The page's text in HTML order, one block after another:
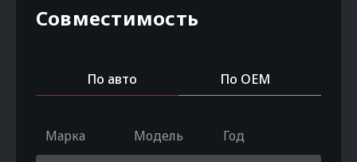
Совместимость
По авто По OEM
Марка Модель Год